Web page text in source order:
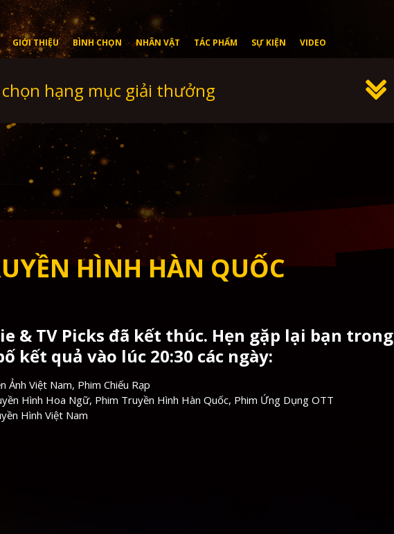
GIỚI THIỆU BÌNH CHỌN NHÂN VẬT TÁC PHẨM SỰ KIỆN VIDEO
hạng mục giải thưởng
HÌNH HÀN QUỐC
& TV Picks đã kết thúc. Hẹn gặp lại bạn trong
kết quả vào lúc 20:30 các ngày:
Việt Nam, Phim Chiếu Rạp
Hình Hoa Ngữ, Phim Truyền Hình Hàn Quốc, Phim Ứng Dụng OTT
Hình Việt Nam